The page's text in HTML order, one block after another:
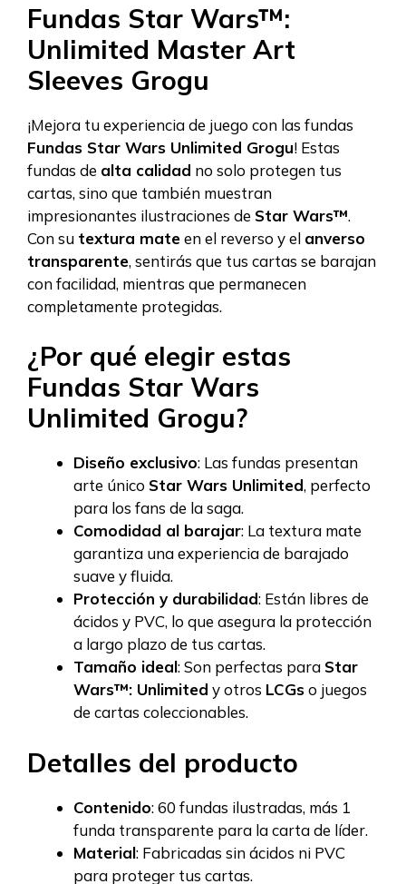
Fundas Star Wars™:
Unlimited Master Art
Sleeves Grogu
¡Mejora tu experiencia de juego con las fundas
Fundas Star Wars Unlimited Grogu! Estas
fundas de alta calidad no solo protegen tus
cartas, sino que también muestran
impresionantes ilustraciones de Star Wars™.
Con su textura mateen el reverso y el anverso
transparente, sentirás que tus cartas se barajan
con facilidad, mientras que permanecen
completamente protegidas.
¿Por qué elegir estas
Fundas Star Wars
Unlimited Grogu?
Diseño exclusivo: Las fundas presentan
arte único Star Wars Unlimited, perfecto
para los fans de la saga.
Comodidad al barajar: La textura mate
garantiza una experiencia de barajado
suave y fluida.
Protección y durabilidad: Están libres de
ácidos y PVC, lo que asegura la protección
a largo plazo de tus cartas.
Tamaño ideal: Son perfectas para Star
Wars™: Unlimited y otros LCGso juegos
de cartas coleccionables.
Detalles del producto
Contenido: 60 fundas ilustradas, más 1
funda transparente para la carta de líder.
Material: Fabricadas sin ácidos ni PVC
para proteger tus cartas.